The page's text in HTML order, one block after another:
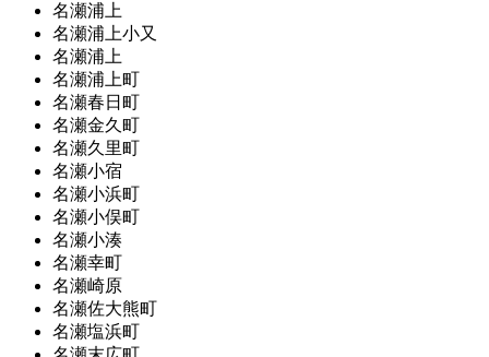
名瀬浦上
名瀬浦上小又
名瀬浦上
名瀬浦上町
名瀬春日町
名瀬金久町
名瀬久里町
名瀬小宿
名瀬小浜町
名瀬小俣町
名瀬小湊
名瀬幸町
名瀬崎原
名瀬佐大熊町
名瀬塩浜町